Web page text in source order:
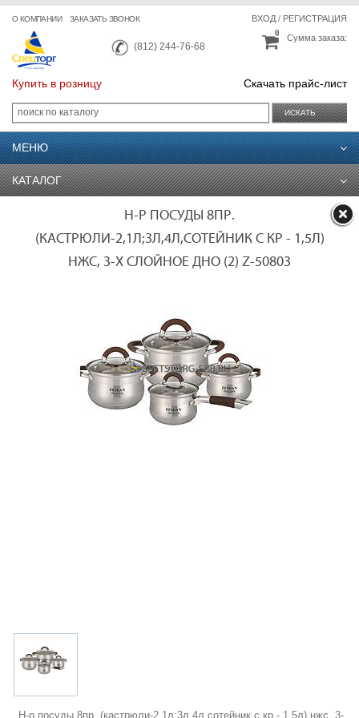
О КОМПАНИИ ЗАКАЗАТЬ ЗВОНОК
(812) 244-76-68
ВХОД/ РЕГИСТРАЦИЯ
Сумма заказа:
0
Купить в розницу Скачать прайс-лист
ИСКАТЬ
МЕНЮ
КАТАЛОГ
Н-Р ПОСУДЫ 8ПР.
(КАСТРЮЛИ-2,1Л;3Л,4Л,СОТЕЙНИК С КР - 1,5Л)
НЖС, 3-Х СЛОЙНОЕ ДНО (2) Z-50803
Н-р посуды 8пр. (кастрюли-2,1л;3л,4л,сотейник с кр - 1,5л) нжс, 3-